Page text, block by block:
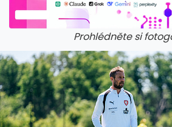
Prohlédněte si